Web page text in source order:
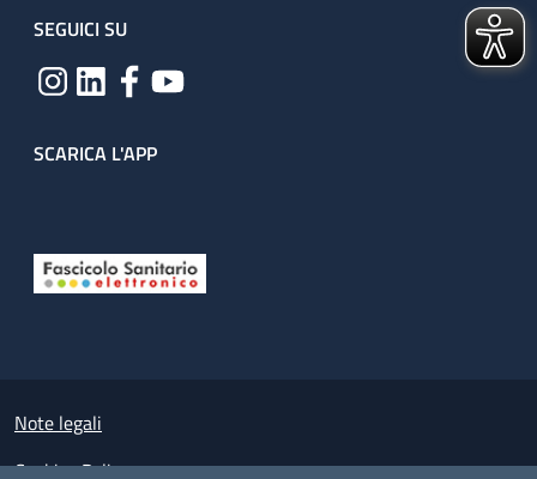
SEGUICI SU
SCARICA L'APP
Small prints
Note legali
Cookies Policy